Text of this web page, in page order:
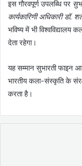
इस गौरवपूर्ण उपलब्धि पर
कार्यकारिणी अधिकारी डॉ.
भविष्य में भी
देता रहेगा।
यह सम्मान सुभारती फाइन
भारतीय कला-संस्कृति के
करता है।